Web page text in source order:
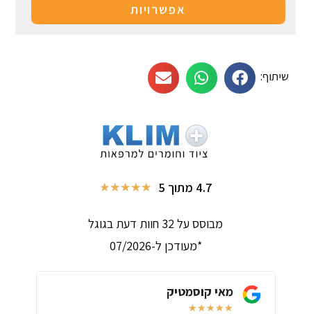
אפשרויות
שיתוף:
4.7 מתוך 5 ★
★
★
★
★
מבוסס על 32 חוות דעת בגוגל
*מעודכן ל-07/2026
מאי קוסמטיק
★
★
★
★
★